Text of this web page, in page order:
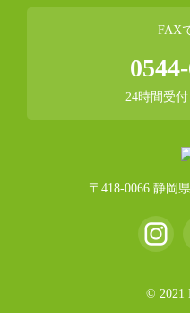
FAX
24時間
〒418-0066 静岡
© 2021